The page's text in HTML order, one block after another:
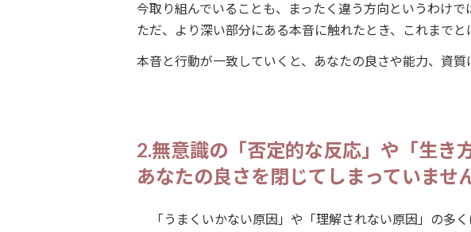
今取り組んでいることも、まったく違う方向というわけで
ただ、より深い部分にある本音に触れたとき、これまで
本音と行動が一致していくと、あなたの良さや能力、資
2.無意識の「否定的な反応」や「生き
あなたの良さを閉じてしまっていませ
「うまくいかない原因」や「理解されない原因」の多く